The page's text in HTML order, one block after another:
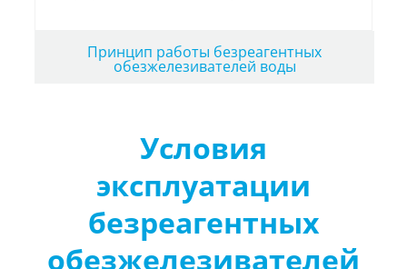
Принцип работы безреагентных
обезжелезивателей воды
Условия
эксплуатации
безреагентных
обезжелезивателей